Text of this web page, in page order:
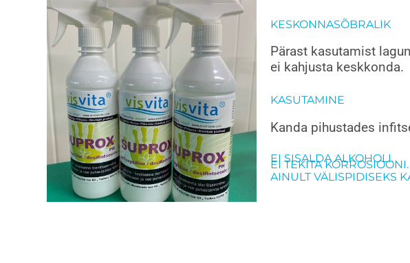
KESKONNASÕBRALIK
Pärast kasutamist
ei kahjusta keskkonda.
KASUTAMINE
Kanda pihustades
EI SISALDA ALKOHOLI.
EI TEKITA KORROSIOONI.
AINULT VÄLISPIDISEKS